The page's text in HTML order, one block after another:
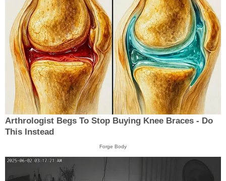
Arthrologist Begs To Stop Buying Knee Braces - Do
This Instead
Forge Body